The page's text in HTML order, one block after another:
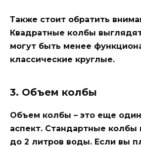
Также стоит обратить
Квадратные колбы
могут быть менее
классические круглые.
3. Объем колбы
Объем колбы – это еще
аспект. Стандартные колбы
до 2 литров воды. Если вы